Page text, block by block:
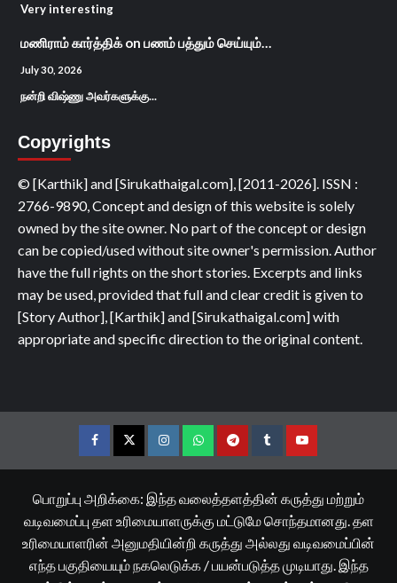
Very interesting
மணிராம் கார்த்திக்on பணம் பத்தும் செய்யும்…
July 30, 2026
நன்றி விஷ்ணு அவர்களுக்கு...
Copyrights
© [Karthik] and [Sirukathaigal.com], [2011-2026]. ISSN :
2766-9890, Concept and design of this website is solely
owned by the site owner. No part of the concept or design
can be copied/used without site owner's permission. Author
have the full rights on the short stories. Excerpts and links
may be used, provided that full and clear credit is given to
[Story Author], [Karthik] and [Sirukathaigal.com] with
appropriate and specific direction to the original content.
FacebookTwitterInstagramWhatsappTelegramTumblrYouTube
பொறுப்பு அறிக்கை: இந்த வலைத்தளத்தின் கருத்து மற்றும்
வடிவமைப்பு தள உரிமையாளருக்கு மட்டுமே சொந்தமானது. தள
உரிமையாளரின் அனுமதியின்றி கருத்து அல்லது வடிவமைப்பின்
எந்த பகுதியையும் நகலெடுக்க / பயன்படுத்த முடியாது. இந்த